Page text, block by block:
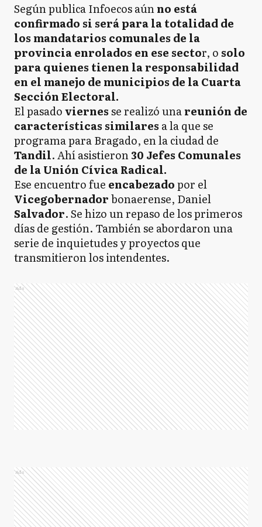
Según publica Infoecos aúnno está
confirmado si será para la totalidad de
los mandatarios comunales de la
provincia enrolados en ese sector, o solo
para quienes tienen la responsabilidad
en el manejo de municipios de la Cuarta
Sección Electoral.
El pasadoviernesse realizó unareunión de
características similares a la que se
programa para Bragado, en la ciudad de
Tandil. Ahí asistieron30 Jefes Comunales
de la Unión Cívica Radical.
Ese encuentro fue encabezadopor el
Vicegobernadorbonaerense, Daniel
Salvador. Se hizo un repaso de los primeros
días de gestión. También se abordaron una
serie de inquietudes y proyectos que
transmitieron los intendentes.
Ads
Ads